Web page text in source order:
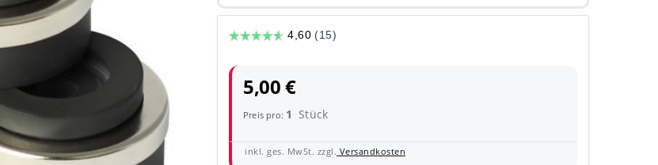
5,00 €
Preis pro: 1 Stück
inkl. ges. MwSt. zzgl. Versandkosten